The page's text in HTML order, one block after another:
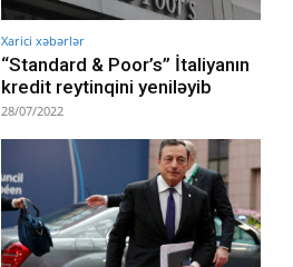
Xarici xəbərlər
“Standard & Poor’s” İtaliyanın
kredit reytinqini yeniləyib
28/07/2022